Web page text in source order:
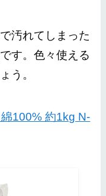
汚れてしまった
す。色々使える
う。
100% 約1kg N-